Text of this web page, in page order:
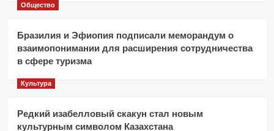
Общество
Бразилия и Эфиопия подписали меморандум о
взаимопонимании для расширения сотрудничества
в сфере туризма
Культура
Редкий изабелловый скакун стал новым
культурным символом Казахстана